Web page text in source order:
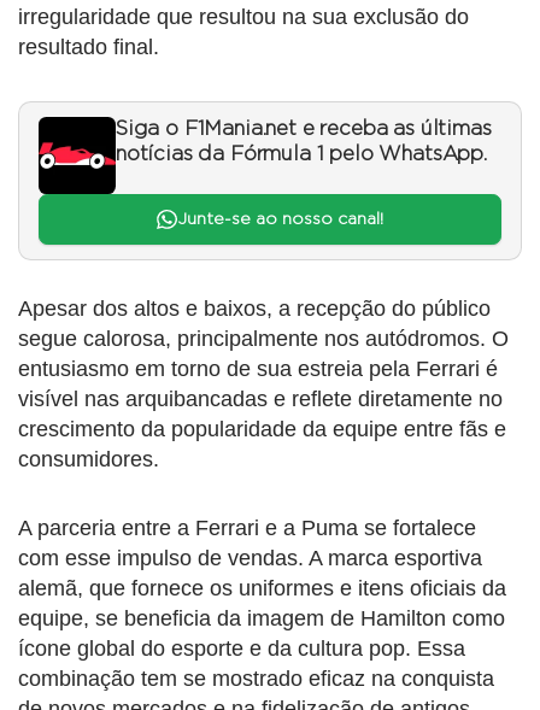
irregularidade que resultou na sua exclusão do
resultado final.
Siga o F1Mania.net e receba as últimas
notícias da Fórmula 1 pelo WhatsApp.
Junte-se ao nosso canal!
Apesar dos altos e baixos, a recepção do público
segue calorosa, principalmente nos autódromos. O
entusiasmo em torno de sua estreia pela Ferrari é
visível nas arquibancadas e reflete diretamente no
crescimento da popularidade da equipe entre fãs e
consumidores.
A parceria entre a Ferrari e a Puma se fortalece
com esse impulso de vendas. A marca esportiva
alemã, que fornece os uniformes e itens oficiais da
equipe, se beneficia da imagem de Hamilton como
ícone global do esporte e da cultura pop. Essa
combinação tem se mostrado eficaz na conquista